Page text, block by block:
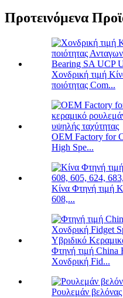
Προτεινόμενα
Χονδρική τιμή
ποιότητας Com...
OEM Factory for
High Spe...
Κίνα Φτηνή τιμή
608,...
Φτηνή τιμή China
Χονδρική Fid...
Ρουλεμάν